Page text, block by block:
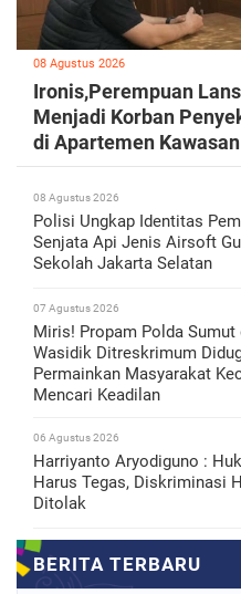
08 Agustus 2026
Ironis,Perempuan
Menjadi Korban
di Apartemen
08 Agustus 2026
Polisi Ungkap Identitas
Senjata Api Jenis Airsoft
Sekolah Jakarta Selatan
07 Agustus 2026
Miris! Propam Polda Sumut
Wasidik Ditreskrimum
Permainkan Masyarakat
Mencari Keadilan
06 Agustus 2026
Harriyanto Aryodiguno :
Harus Tegas, Diskriminasi
Ditolak